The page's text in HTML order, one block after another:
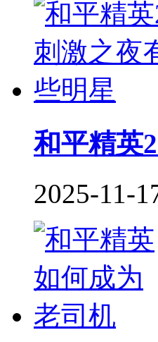
和平精英
2025-11-